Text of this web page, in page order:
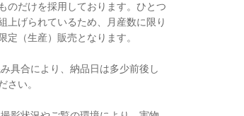
のだけを採用しております。ひとつ
上げられているため、月産数に限り
定（生産）販売となります。
具合により、納品日は多少前後し
さい。